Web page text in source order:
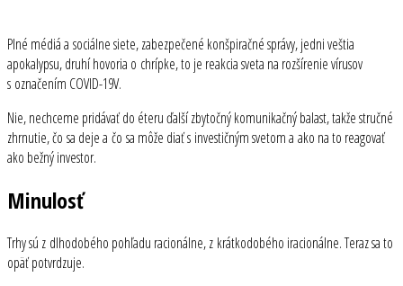
Plné médiá a sociálne siete, zabezpečené konšpiračné správy, jedni veštia
apokalypsu, druhí hovoria o chrípke, to je reakcia sveta na rozšírenie vírusov
s označením COVID-19V.
Nie, nechceme pridávať do éteru ďalší zbytočný komunikačný balast, takže stručné
zhrnutie, čo sa deje a čo sa môže diať s investičným svetom a ako na to reagovať
ako bežný investor.
Minulosť
Trhy sú z dlhodobého pohľadu racionálne, z krátkodobého iracionálne. Teraz sa to
opäť potvrdzuje.